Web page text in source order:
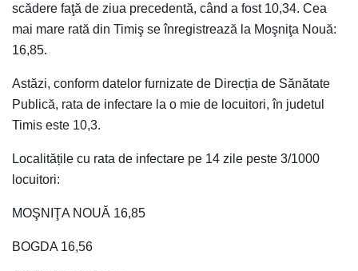
scădere faţă de ziua precedentă, când a fost 10,34. Cea
mai mare rată din Timiş se înregistrează la Moşniţa Nouă:
16,85.
Astăzi, conform datelor furnizate de Direcția de Sănătate
Publică, rata de infectare la o mie de locuitori, în judetul
Timis este 10,3.
Localitățile cu rata de infectare pe 14 zile peste 3/1000
locuitori:
MOŞNIŢA NOUĂ 16,85
BOGDA 16,56